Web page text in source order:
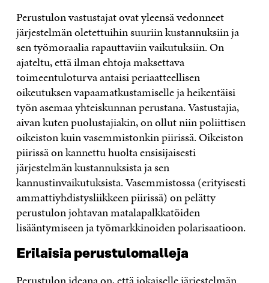
Perustulon vastustajat ovat yleensä vedonneet
järjestelmän oletettuihin suuriin kustannuksiin ja
sen työmoraalia rapauttaviin vaikutuksiin. On
ajateltu, että ilman ehtoja maksettava
toimeentuloturva antaisi periaatteellisen
oikeutuksen vapaamatkustamiselle ja heikentäisi
työn asemaa yhteiskunnan perustana. Vastustajia,
aivan kuten puolustajiakin, on ollut niin poliittisen
oikeiston kuin vasemmistonkin piirissä. Oikeiston
piirissä on kannettu huolta ensisijaisesti
järjestelmän kustannuksista ja sen
kannustinvaikutuksista. Vasemmistossa (erityisesti
ammattiyhdistysliikkeen piirissä) on pelätty
perustulon johtavan matalapalkkatöiden
lisääntymiseen ja työmarkkinoiden polarisaatioon.
Erilaisia perustulomalleja